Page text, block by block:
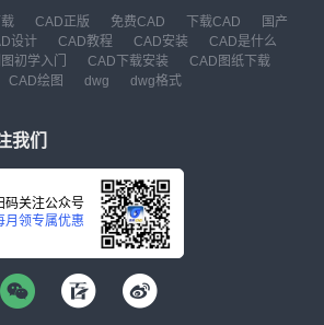
CAD正版 免费CAD 下载CAD
国产
设计 CAD教程 CAD安装
CAD是什么
初学入门 CAD下载安装
CAD图纸下载
CAD绘图 dwg dwg格式
我们
码关注公众号
月领专属优惠